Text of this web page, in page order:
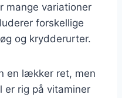
mange variationer
forskellige
og krydderurter.
en lækker ret, men
er rig på vitaminer